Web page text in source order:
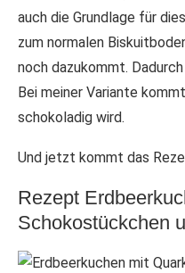
auch die Grundlage für
zum normalen
noch dazukommt.
Bei meiner Variante
schokoladig wird.
Und jetzt kommt das
Rezept
Schokostückchen